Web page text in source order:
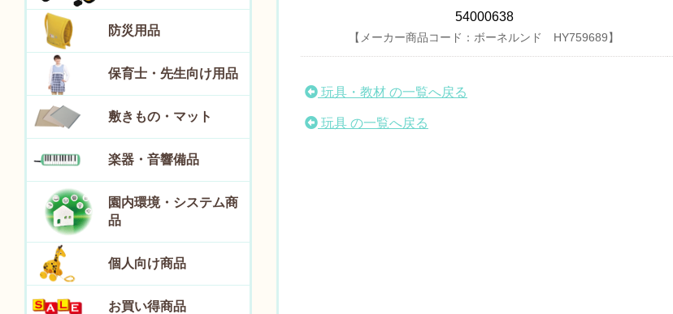
54000638
【メーカー商品コード：ボーネルンド HY759689】
玩具・教材 の一覧へ戻る
玩具 の一覧へ戻る
防災用品
保育士・先生向け用品
敷きもの・マット
楽器・音響備品
園内環境・システム商
品
個人向け商品
お買い得商品